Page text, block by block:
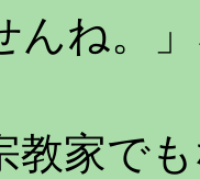
んね。
教家で